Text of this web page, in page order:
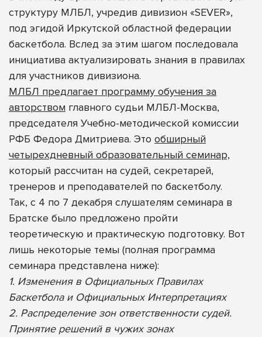
структуру МЛБЛ, учредив дивизион «SEVER»,
под эгидой Иркутской областной федерации
баскетбола. Вслед за этим шагом последовала
инициатива актуализировать знания в правилах
для участников дивизиона.
МЛБЛ предлагает программу обучения за
авторством главного судьи МЛБЛ-Москва,
председателя Учебно-методической комиссии
РФБ Федора Дмитриева. Это обширный
четырехдневный образовательный семинар,
который рассчитан на судей, секретарей,
тренеров и преподавателей по баскетболу.
Так, с 4 по 7 декабря слушателям семинара в
Братске было предложено пройти
теоретическую и практическую подготовку. Вот
лишь некоторые темы (полная программа
семинара представлена ниже):
1. Изменения в Официальных Правилах
Баскетбола и ОфициальныхИнтерпретациях
2. Распределение зон ответственности судей.
Принятие решений в чужих зонах